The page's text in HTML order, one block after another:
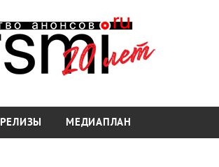
РЕЛИЗЫ МЕДИАПЛАН